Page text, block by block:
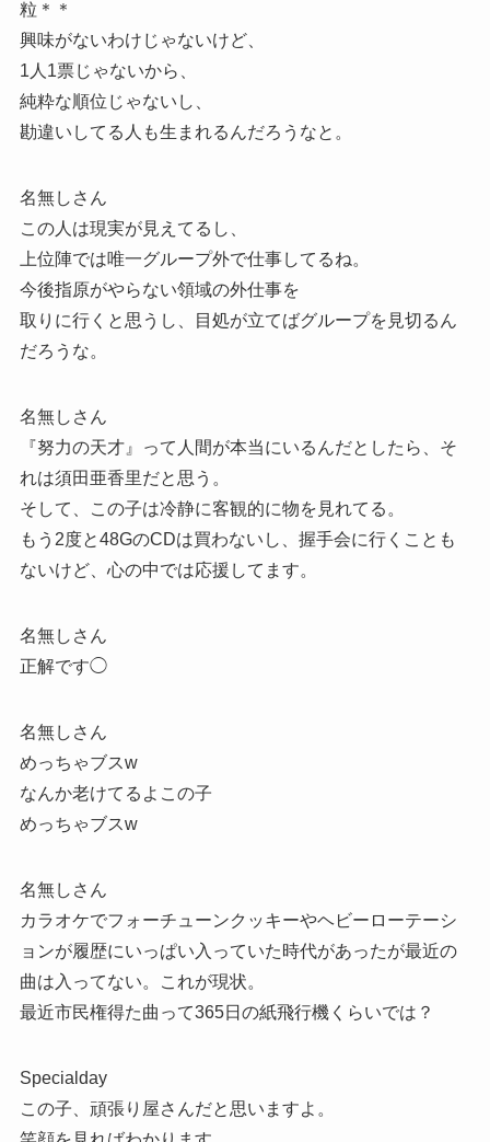
粒＊＊
興味がないわけじゃないけど、
1人1票じゃないから、
純粋な順位じゃないし、
勘違いしてる人も生まれるんだろうなと。
名無しさん
この人は現実が見えてるし、
上位陣では唯一グループ外で仕事してるね。
今後指原がやらない領域の外仕事を
取りに行くと思うし、目処が立てばグループを見切るん
だろうな。
名無しさん
『努力の天才』って人間が本当にいるんだとしたら、そ
れは須田亜香里だと思う。
そして、この子は冷静に客観的に物を見れてる。
もう2度と48GのCDは買わないし、握手会に行くことも
ないけど、心の中では応援してます。
名無しさん
正解です◯
名無しさん
めっちゃブスw
なんか老けてるよこの子
めっちゃブスw
名無しさん
カラオケでフォーチューンクッキーやヘビーローテーシ
ョンが履歴にいっぱい入っていた時代があったが最近の
曲は入ってない。これが現状。
最近市民権得た曲って365日の紙飛行機くらいでは？
Specialday
この子、頑張り屋さんだと思いますよ。